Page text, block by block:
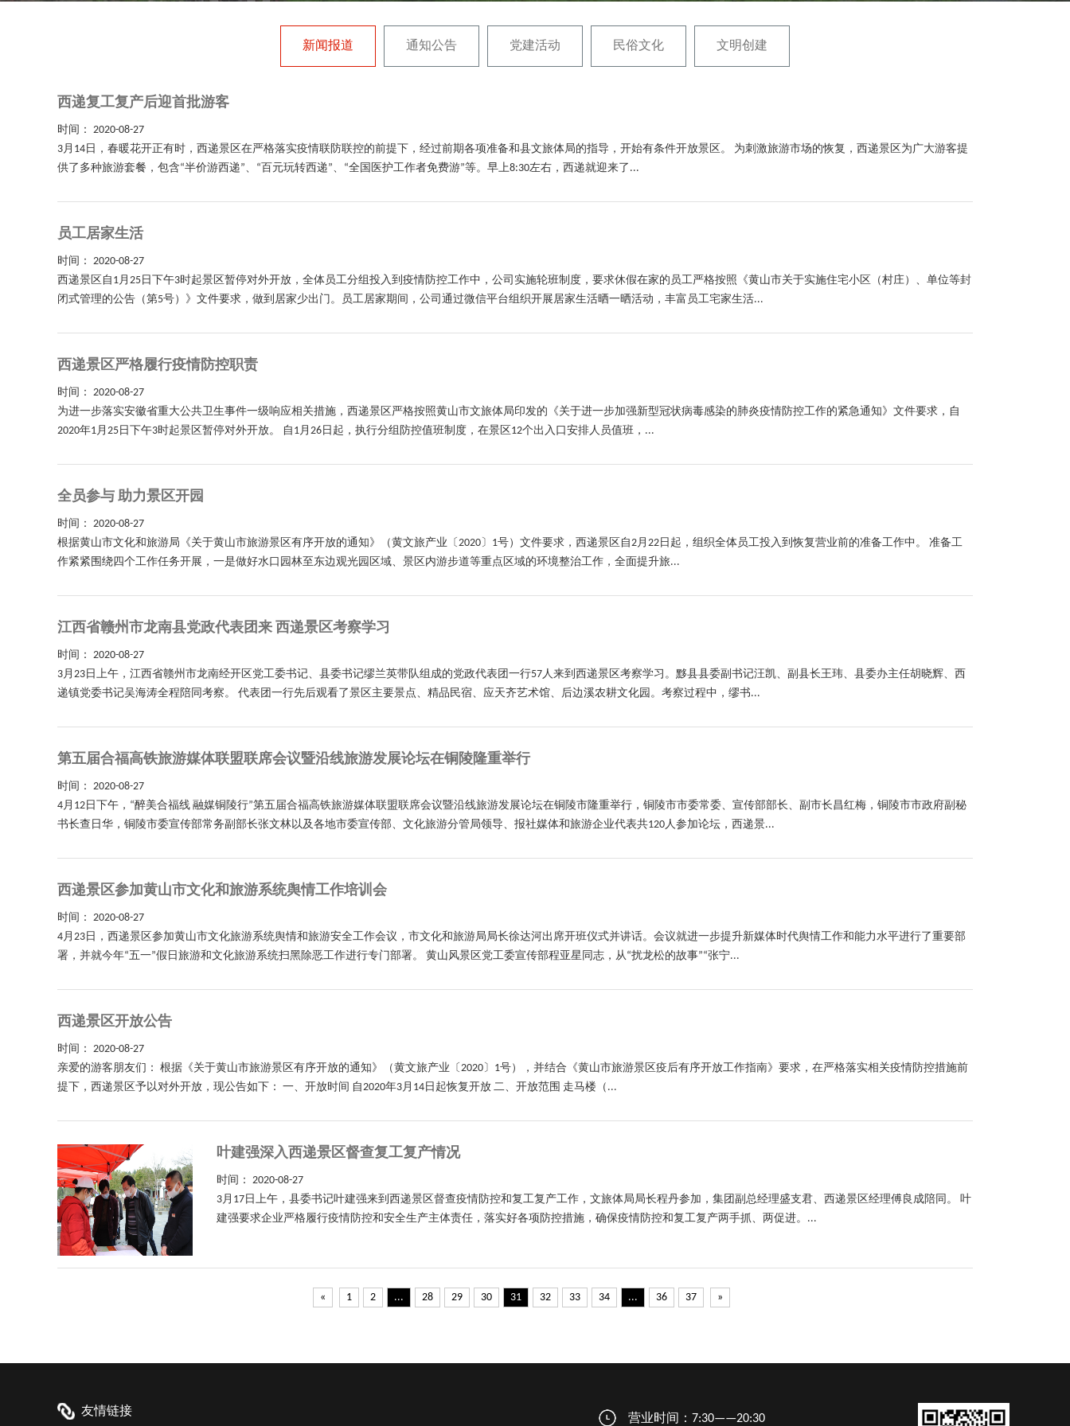
新闻报道 通知公告 党建活动 民俗文化 文明创建
西递复工复产后迎首批游客
时间： 2020-08-27
3月14日，春暖花开正有时，西递景区在严格落实疫情联防联控的前提下，经过前期各项准备和县文旅体局的指导，开始有条件开放景区。 为刺激旅游市场的恢复，西递景区为广大游客提
供了多种旅游套餐，包含“半价游西递”、“百元玩转西递”、“全国医护工作者免费游”等。早上8:30左右，西递就迎来了...
员工居家生活
时间： 2020-08-27
西递景区自1月25日下午3时起景区暂停对外开放，全体员工分组投入到疫情防控工作中，公司实施轮班制度，要求休假在家的员工严格按照《黄山市关于实施住宅小区（村庄）、单位等封
闭式管理的公告（第5号）》文件要求，做到居家少出门。员工居家期间，公司通过微信平台组织开展居家生活晒一晒活动，丰富员工宅家生活...
西递景区严格履行疫情防控职责
时间： 2020-08-27
为进一步落实安徽省重大公共卫生事件一级响应相关措施，西递景区严格按照黄山市文旅体局印发的《关于进一步加强新型冠状病毒感染的肺炎疫情防控工作的紧急通知》文件要求，自
2020年1月25日下午3时起景区暂停对外开放。 自1月26日起，执行分组防控值班制度，在景区12个出入口安排人员值班，...
全员参与 助力景区开园
时间： 2020-08-27
根据黄山市文化和旅游局《关于黄山市旅游景区有序开放的通知》（黄文旅产业〔2020〕1号）文件要求，西递景区自2月22日起，组织全体员工投入到恢复营业前的准备工作中。 准备工
作紧紧围绕四个工作任务开展，一是做好水口园林至东边观光园区域、景区内游步道等重点区域的环境整治工作，全面提升旅...
江西省赣州市龙南县党政代表团来 西递景区考察学习
时间： 2020-08-27
3月23日上午，江西省赣州市龙南经开区党工委书记、县委书记缪兰英带队组成的党政代表团一行57人来到西递景区考察学习。黟县县委副书记汪凯、副县长王玮、县委办主任胡晓辉、西
递镇党委书记吴海涛全程陪同考察。 代表团一行先后观看了景区主要景点、精品民宿、应天齐艺术馆、后边溪农耕文化园。考察过程中，缪书...
第五届合福高铁旅游媒体联盟联席会议暨沿线旅游发展论坛在铜陵隆重举行
时间： 2020-08-27
4月12日下午，“醉美合福线 融媒铜陵行”第五届合福高铁旅游媒体联盟联席会议暨沿线旅游发展论坛在铜陵市隆重举行，铜陵市市委常委、宣传部部长、副市长昌红梅，铜陵市市政府副秘
书长查日华，铜陵市委宣传部常务副部长张文林以及各地市委宣传部、文化旅游分管局领导、报社媒体和旅游企业代表共120人参加论坛，西递景...
西递景区参加黄山市文化和旅游系统舆情工作培训会
时间： 2020-08-27
4月23日，西递景区参加黄山市文化旅游系统舆情和旅游安全工作会议，市文化和旅游局局长徐达河出席开班仪式并讲话。会议就进一步提升新媒体时代舆情工作和能力水平进行了重要部
署，并就今年“五一”假日旅游和文化旅游系统扫黑除恶工作进行专门部署。 黄山风景区党工委宣传部程亚星同志，从“扰龙松的故事”“张宁...
西递景区开放公告
时间： 2020-08-27
亲爱的游客朋友们： 根据《关于黄山市旅游景区有序开放的通知》（黄文旅产业〔2020〕1号），并结合《黄山市旅游景区疫后有序开放工作指南》要求，在严格落实相关疫情防控措施前
提下，西递景区予以对外开放，现公告如下： 一、开放时间 自2020年3月14日起恢复开放 二、开放范围 走马楼（...
叶建强深入西递景区督查复工复产情况
时间： 2020-08-27
3月17日上午，县委书记叶建强来到西递景区督查疫情防控和复工复产工作，文旅体局局长程丹参加，集团副总经理盛支君、西递景区经理傅良成陪同。 叶
建强要求企业严格履行疫情防控和安全生产主体责任，落实好各项防控措施，确保疫情防控和复工复产两手抓、两促进。...
« 1 2 ... 28 29 30 31 32 33 34 ... 36 37 »